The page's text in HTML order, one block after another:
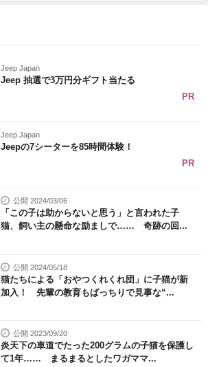
Jeep Japan
Jeep 抽選で3万円分ギフト当たる
PR
Jeep Japan
Jeepの7シーターを85時間体験！
PR
公開 2024/03/06
「この子は助からないと思う」と言われた子
猫、飼い主の懸命な励ましで…… 奇跡の回...
公開 2024/05/18
猫たちによる「おやつくれくれ団」に子猫が新
加入！ 先輩の教育もばっちりで見事な“...
公開 2023/09/20
炎天下の車道でたった200グラムの子猫を保護し
て1年…… まるまるとしたワガママ...